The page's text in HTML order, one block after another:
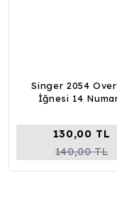
Singer 2054
İğnesi 14
130,00 TL
140,00 TL